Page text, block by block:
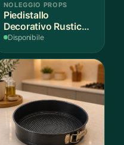
NOLEGGIO PROPS
Piedistallo
Decorativo Rustico
in Legno
Disponibile